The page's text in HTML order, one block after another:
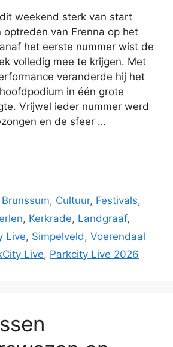
weekend sterk van start
optreden van Frenna op het
het eerste nummer wist de
volledig mee te krijgen. Met
veranderde hij het
in één grote
Vrijwel ieder nummer werd
en de sfeer …
Brunssum, Cultuur, Festivals,
, Kerkrade, Landgraaf,
Live, Simpelveld, Voerendaal
Live, Parkcity Live 2026